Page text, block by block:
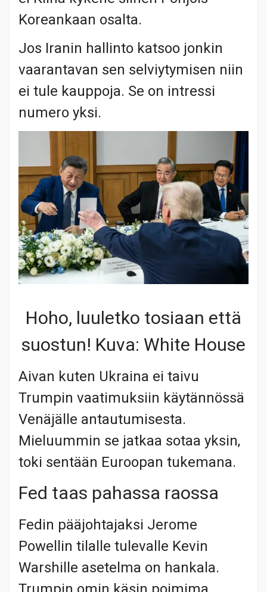
Koreankaan osalta.
Jos Iranin hallinto katsoo jonkin
vaarantavan sen selviytymisen niin
ei tule kauppoja. Se on intressi
numero yksi.
Hoho, luuletko tosiaan että
suostun! Kuva: White House
Aivan kuten Ukraina ei taivu
Trumpin vaatimuksiin käytännössä
Venäjälle antautumisesta.
Mieluummin se jatkaa sotaa yksin,
toki sentään Euroopan tukemana.
Fed taas pahassa raossa
Fedin pääjohtajaksi Jerome
Powellin tilalle tulevalle Kevin
Warshille asetelma on hankala.